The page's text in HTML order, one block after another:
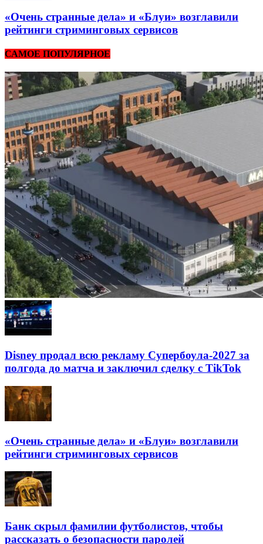
«Очень странные дела» и «Блуи» возглавили
рейтинги стриминговых сервисов
САМОЕ ПОПУЛЯРНОЕ
Disney продал всю рекламу Супербоула-2027 за
полгода до матча и заключил сделку с TikTok
«Очень странные дела» и «Блуи» возглавили
рейтинги стриминговых сервисов
Банк скрыл фамилии футболистов, чтобы
рассказать о безопасности паролей